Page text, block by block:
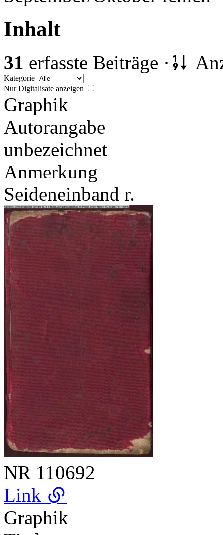
Inhalt
31 erfasste Beiträge ·
Kategorie
Nur Digitalisate anzeigen
Graphik
Autorangabe
unbezeichnet
Anmerkung
Seideneinband r.
NR 110692
Link
Graphik